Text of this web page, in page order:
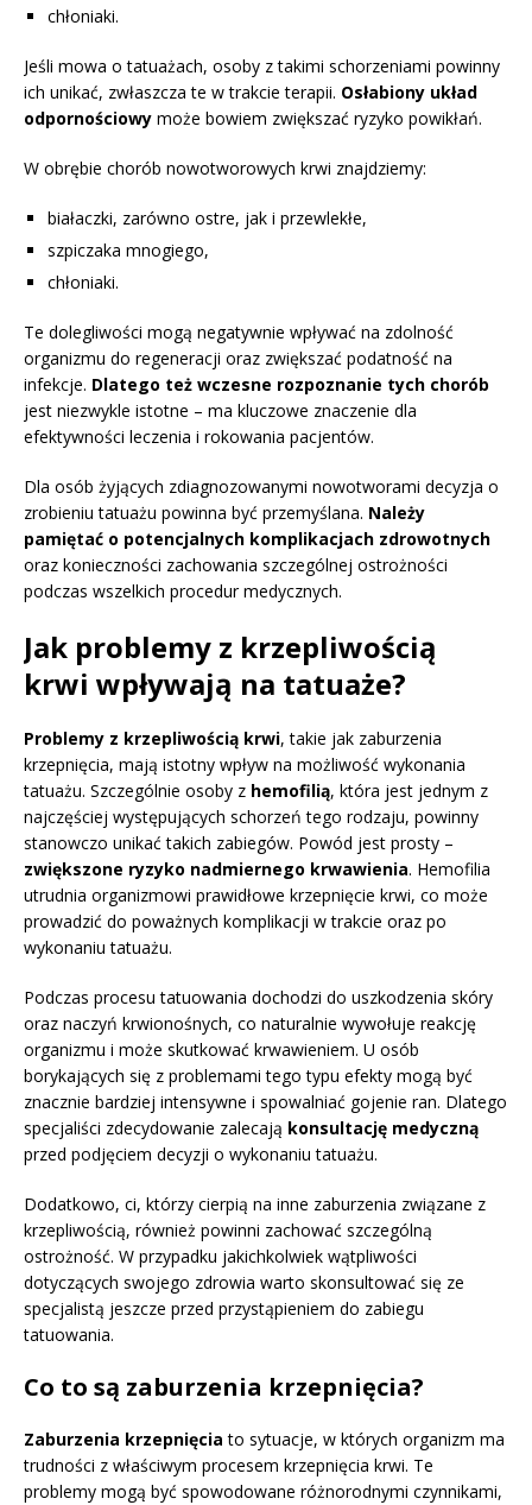
chłoniaki.
Jeśli mowa o tatuażach, osoby z takimi schorzeniami powinny
ich unikać, zwłaszcza te w trakcie terapii. Osłabiony układ
odpornościowy może bowiem zwiększać ryzyko powikłań.
W obrębie chorób nowotworowych krwi znajdziemy:
białaczki, zarówno ostre, jak i przewlekłe,
szpiczaka mnogiego,
chłoniaki.
Te dolegliwości mogą negatywnie wpływać na zdolność
organizmu do regeneracji oraz zwiększać podatność na
infekcje. Dlatego też wczesne rozpoznanie tych chorób
jest niezwykle istotne – ma kluczowe znaczenie dla
efektywności leczenia i rokowania pacjentów.
Dla osób żyjących zdiagnozowanymi nowotworami decyzja o
zrobieniu tatuażu powinna być przemyślana. Należy
pamiętać o potencjalnych komplikacjach zdrowotnych
oraz konieczności zachowania szczególnej ostrożności
podczas wszelkich procedur medycznych.
Jak problemy z krzepliwością
krwi wpływają na tatuaże?
Problemy z krzepliwością krwi, takie jak zaburzenia
krzepnięcia, mają istotny wpływ na możliwość wykonania
tatuażu. Szczególnie osoby z hemofilią, która jest jednym z
najczęściej występujących schorzeń tego rodzaju, powinny
stanowczo unikać takich zabiegów. Powód jest prosty –
zwiększone ryzyko nadmiernego krwawienia. Hemofilia
utrudnia organizmowi prawidłowe krzepnięcie krwi, co może
prowadzić do poważnych komplikacji w trakcie oraz po
wykonaniu tatuażu.
Podczas procesu tatuowania dochodzi do uszkodzenia skóry
oraz naczyń krwionośnych, co naturalnie wywołuje reakcję
organizmu i może skutkować krwawieniem. U osób
borykających się z problemami tego typu efekty mogą być
znacznie bardziej intensywne i spowalniać gojenie ran. Dlatego
specjaliści zdecydowanie zalecają konsultację medyczną
przed podjęciem decyzji o wykonaniu tatuażu.
Dodatkowo, ci, którzy cierpią na inne zaburzenia związane z
krzepliwością, również powinni zachować szczególną
ostrożność. W przypadku jakichkolwiek wątpliwości
dotyczących swojego zdrowia warto skonsultować się ze
specjalistą jeszcze przed przystąpieniem do zabiegu
tatuowania.
Co to są zaburzenia krzepnięcia?
Zaburzenia krzepnięcia to sytuacje, w których organizm ma
trudności z właściwym procesem krzepnięcia krwi. Te
problemy mogą być spowodowane różnorodnymi czynnikami,